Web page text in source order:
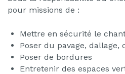
pour missions de :
Mettre en sécurité le
Poser du pavage, dallage,
Poser de bordures
Entretenir des espaces